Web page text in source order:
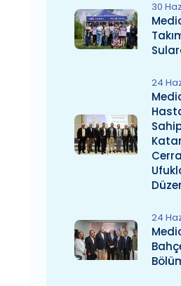
30
24
24